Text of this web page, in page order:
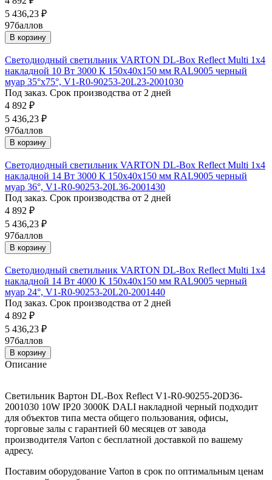
5 436,23 ₽
97баллов
В корзину
Светодиодный светильник VARTON DL-Box Reflect Multi 1x4
накладной 10 Вт 3000 К 150х40х150 мм RAL9005 черный
муар 35°x75°, V1-R0-90253-20L23-2001030
Под заказ. Срок производства от 2 дней
4 892 ₽
5 436,23 ₽
97баллов
В корзину
Светодиодный светильник VARTON DL-Box Reflect Multi 1x4
накладной 14 Вт 3000 К 150х40х150 мм RAL9005 черный
муар 36°, V1-R0-90253-20L36-2001430
Под заказ. Срок производства от 2 дней
4 892 ₽
5 436,23 ₽
97баллов
В корзину
Светодиодный светильник VARTON DL-Box Reflect Multi 1x4
накладной 14 Вт 4000 К 150х40х150 мм RAL9005 черный
муар 24°, V1-R0-90253-20L20-2001440
Под заказ. Срок производства от 2 дней
4 892 ₽
5 436,23 ₽
97баллов
В корзину
Описание
Светильник Вартон DL-Box Reflect V1-R0-90255-20D36-
2001030 10W IP20 3000K DALI накладной черный подходит
для объектов типа места общего пользования, офисы,
торговые залы с гарантией 60 месяцев от завода
производителя Varton с бесплатной доставкой по вашему
адресу.
Поставим оборудование Varton в срок по оптимальным ценам